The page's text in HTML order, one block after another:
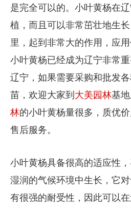
是完全可以的。小叶黄杨在
植，而且可以非常茁壮地生
里，起到非常大的作用，应
小叶黄杨已经成为辽宁非常
辽宁，如果需要采购和批发
苗，欢迎大家到 大美园林基地
林的小叶黄杨量很多，质优
售后服务。
小叶黄杨具备很高的适应性
湿润的气候环境中生长，它
有很强的耐受性，因此可以